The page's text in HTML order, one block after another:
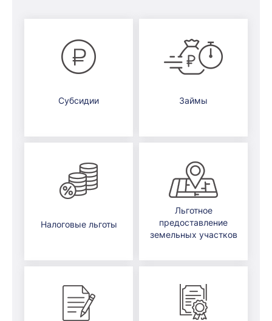
Субсидии Займы
Налоговые льготы
Льготное
предоставление
земельных участков